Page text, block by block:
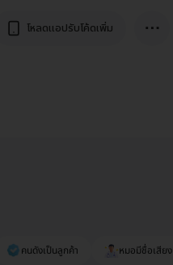
โหลดแอปรับโค้ดเพิ่ม ⋯
คนดังเป็นลูกค้า หมอมีชื่อเสียง